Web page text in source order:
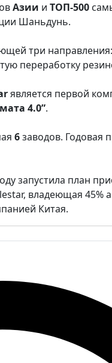
Азии и ТОП-500
Шаньдунь.
три
переработку
является первой
4.0”.
6заводов. Годовая
запустила план
владеющая 45%
Китая.